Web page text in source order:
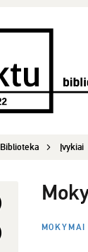
Biblioteka Įvykiai
MOKYMAI